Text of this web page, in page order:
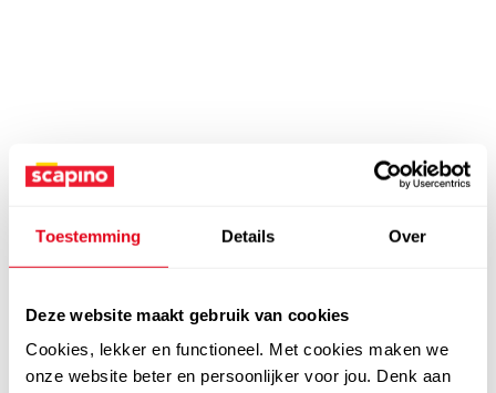
Toestemming Details Over
Deze website maakt gebruik van cookies
Cookies, lekker en functioneel. Met cookies maken we
onze website beter en persoonlijker voor jou. Denk aan